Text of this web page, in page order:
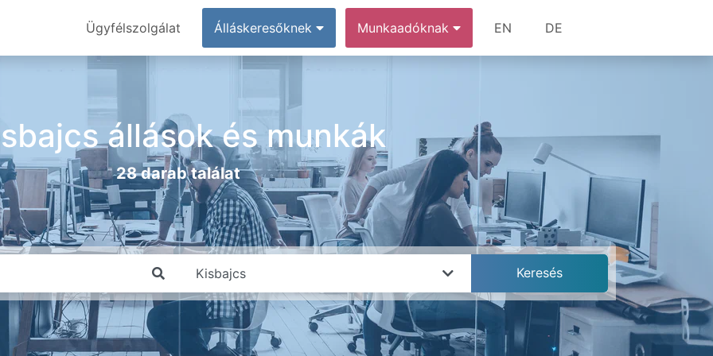
Ügyfélszolgálat Álláskeresőknek Munkaadóknak EN DE
állások és munkák
28 darab találat